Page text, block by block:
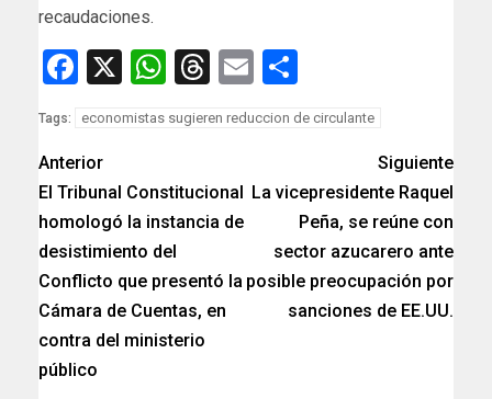
recaudaciones.
Facebook
X WhatsApp
Threads
Email
Tags: economistas sugieren reduccion de circulante
Anterior
El Tribunal Constitucional
homologó la instancia de
desistimiento del
Conflicto que presentó la
Cámara de Cuentas, en
contra del ministerio
público
Siguiente
La vicepresidente Raquel
Peña, se reúne con
sector azucarero ante
posible preocupación por
sanciones de EE.UU.